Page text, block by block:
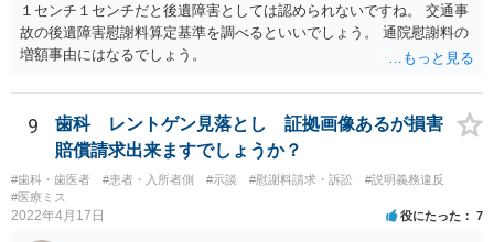
１センチ１センチだと後遺障害としては認められないですね。 交通事
故の後遺障害慰謝料算定基準を調べるといいでしょう。 通院慰謝料の
増額事由にはなるでしょう。
9
歯科 レントゲン見落とし 証拠画像あるが損害
賠償請求出来ますでしょうか？
#歯科・歯医者 #患者・入所者側 #示談 #慰謝料請求・訴訟
#説明義務違反
#医療ミス
2022年4月17日 役にたった 7